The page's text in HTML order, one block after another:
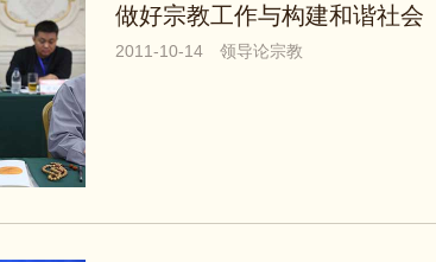
做好宗教工作与构建和谐社会
2011-10-14 领导论宗教